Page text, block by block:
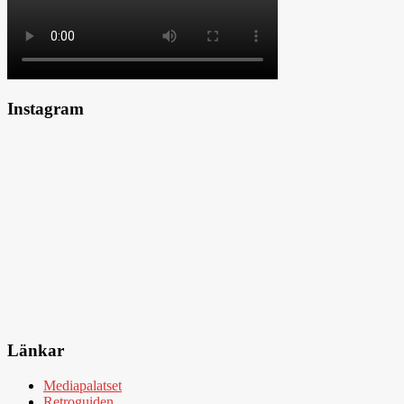
Instagram
Länkar
Mediapalatset